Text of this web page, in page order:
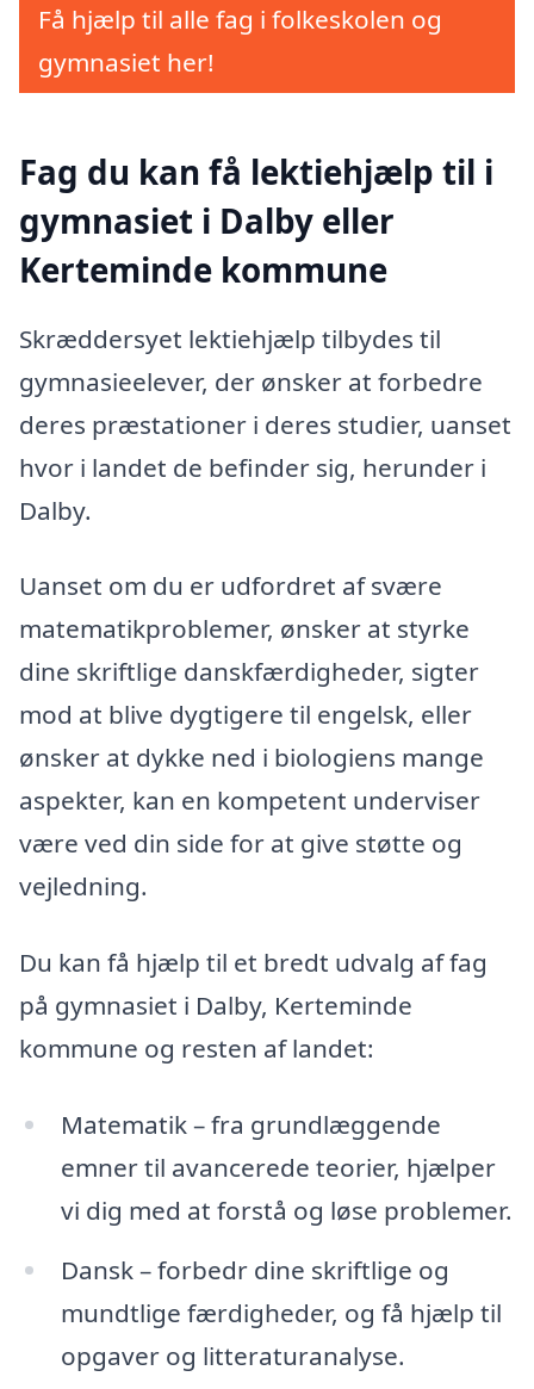
Få hjælp til alle fag i folkeskolen og
gymnasiet her!
Fag du kan få lektiehjælp til i
gymnasiet i Dalby eller
Kerteminde kommune
Skræddersyet lektiehjælp tilbydes til
gymnasieelever, der ønsker at forbedre
deres præstationer i deres studier, uanset
hvor i landet de befinder sig, herunder i
Dalby.
Uanset om du er udfordret af svære
matematikproblemer, ønsker at styrke
dine skriftlige danskfærdigheder, sigter
mod at blive dygtigere til engelsk, eller
ønsker at dykke ned i biologiens mange
aspekter, kan en kompetent underviser
være ved din side for at give støtte og
vejledning.
Du kan få hjælp til et bredt udvalg af fag
på gymnasiet i Dalby, Kerteminde
kommune og resten af landet:
Matematik – fra grundlæggende
emner til avancerede teorier, hjælper
vi dig med at forstå og løse problemer.
Dansk – forbedr dine skriftlige og
mundtlige færdigheder, og få hjælp til
opgaver og litteraturanalyse.